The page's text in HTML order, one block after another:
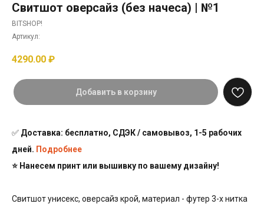
Свитшот оверсайз (без начеса) | №1
BITSHOP!
Артикул:
4290.00 ₽
Добавить в корзину
✅ Доставка: бесплатно, СДЭК / самовывоз, 1-5 рабочих
дней. Подробнее
⭐ Нанесем принт или вышивку по вашему дизайну!
Свитшот унисекс, оверсайз крой, материал - футер 3-х нитка